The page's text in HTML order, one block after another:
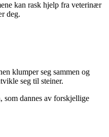
kan rask hjelp fra veterinær
deg.
klumper seg sammen og
seg til steiner.
som dannes av forskjellige